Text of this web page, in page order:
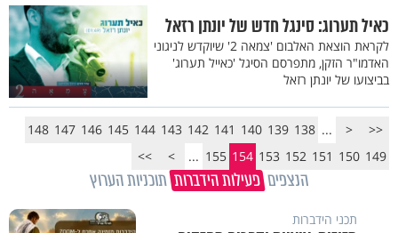
כאיל תערוג: סינגל חדש של יונתן רזאל
לקראת הוצאת האלבום 'צמאה 2' שיוקדש לניגוני
האדמו"ר הזקן, מתפרסם הסיגל 'כאייל תערוג'
בביצועו של יונתן רזאל
<<
<
...
138
139
140
141
142
143
144
145
146
147
148
149
150
151
152
153
154
155
...
>
>>
הנצפים פעילות הידברות תוכניות הערוץ
תכני הידברות